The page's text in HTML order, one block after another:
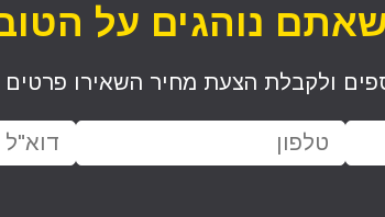
נוהגים על
ולקבלת הצעת מחיר השאירו פרטים